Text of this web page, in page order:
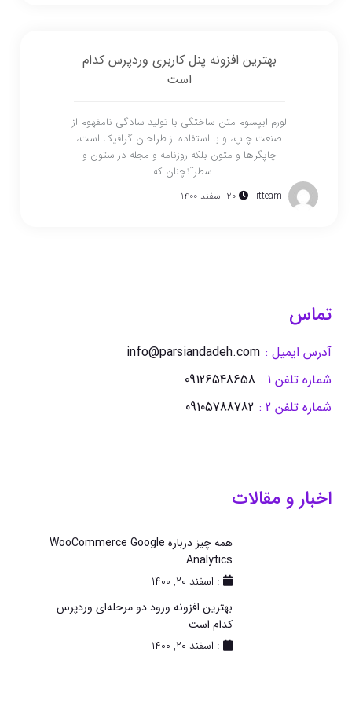
بهترین افزونه پنل کاربری وردپرس کدام
است
لورم ایپسوم متن ساختگی با تولید سادگی نامفهوم از
صنعت چاپ، و با استفاده از طراحان گرافیک است،
چاپگرها و متون بلکه روزنامه و مجله در ستون و
سطرآنچنان که...
itteam ۲۰ اسفند ۱۴۰۰
تماس
آدرس ایمیل : info@parsiandadeh.com
شماره تلفن 1 :
09126548658
شماره تلفن 2 :
09105788782
اخبار و مقالات
همه چیز درباره WooCommerce Google
Analytics
: اسفند ۲۰, ۱۴۰۰
بهترین افزونه ورود دو مرحله‌ای وردپرس
کدام است
: اسفند ۲۰, ۱۴۰۰